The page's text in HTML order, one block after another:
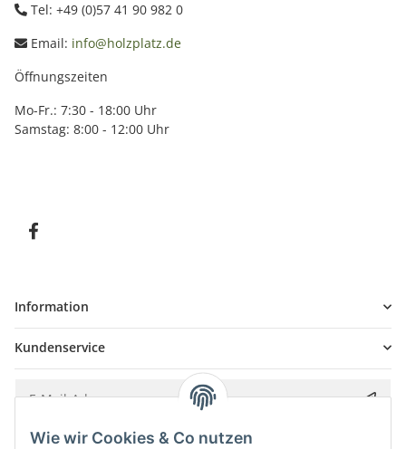
Tel: +49 (0)57 41 90 982 0
Email: info@holzplatz.de
Öffnungszeiten
Mo-Fr.: 7:30 - 18:00 Uhr
Samstag: 8:00 - 12:00 Uhr
Information
Kundenservice
Bitte senden Sie mir entsprechend IhrerDatenschutzerklärung
Wie wir Cookies & Co nutzen